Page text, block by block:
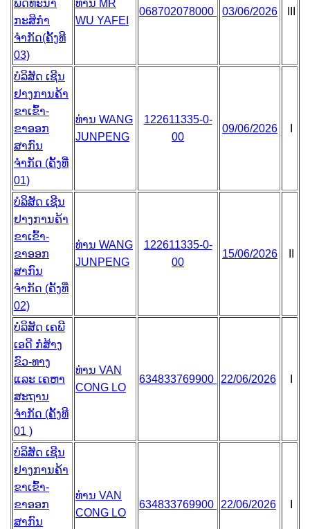
ພັດທະນາ
ກະສິກຳ
ຈຳກັດ(ຄັ້ງທີ
03)
ທ່ານ MR
WU YAFEI
068702078000 03/06/2026
ບໍລິສັດ ເຊີນ
ຢາງການຄ້າ
ຂາເຂົ້າ-
ຂາອອກ
ສາກົນ
ຈຳກັດ (ຄັ້ງທີ່
01)
ທ່ານ WANG
JUNPENG
122611335-0-
00
09/06/2026
ບໍລິສັດ ເຊີນ
ຢາງການຄ້າ
ຂາເຂົ້າ-
ຂາອອກ
ສາກົນ
ຈຳກັດ (ຄັ້ງທີ່
02)
ທ່ານ WANG
JUNPENG
122611335-0-
00
15/06/2026
ບໍລິສັດ ເຄພີ
ເອດີ ກໍ່ສ້າງ
ຂົວ-ທາງ
ແລະ ເຄຫາ
ສະຖານ
ຈຳກັດ (ຄັ້ງທີ
01 )
ທ່ານ VAN
CONG LO
634833769900 22/06/2026
ບໍລິສັດ ເຊີນ
ຢາງການຄ້າ
ຂາເຂົ້າ-
ຂາອອກ
ສາກົນ
ທ່ານ VAN
CONG LO
634833769900 22/06/2026